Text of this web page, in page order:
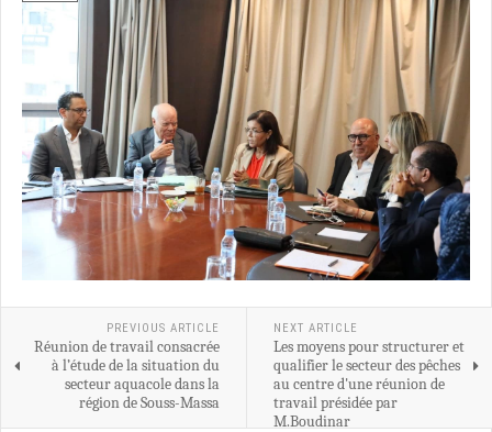
PREVIOUS ARTICLE
Réunion de travail consacrée
à l’étude de la situation du
secteur aquacole dans la
région de Souss-Massa
NEXT ARTICLE
Les moyens pour structurer et
qualifier le secteur des pêches
au centre d'une réunion de
travail présidée par
M.Boudinar